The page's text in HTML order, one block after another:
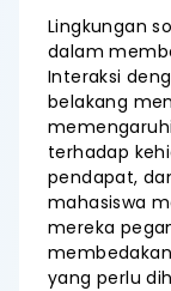
Lingkungan
dalam
Interaksi
belakang
terhadap
pendapat,
mahasiswa
mereka
yang perlu